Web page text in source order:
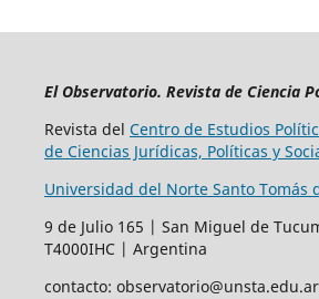
El Observatorio. Revista de Ciencia
Revista del Centro de Estudios
de Ciencias Jurídicas, Políticas y
Universidad del Norte Santo Tomás
9 de Julio 165 | San Miguel de
T4000IHC | Argentina
contacto: observatorio@unsta.edu.ar